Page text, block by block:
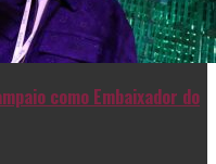
como Embaixador do